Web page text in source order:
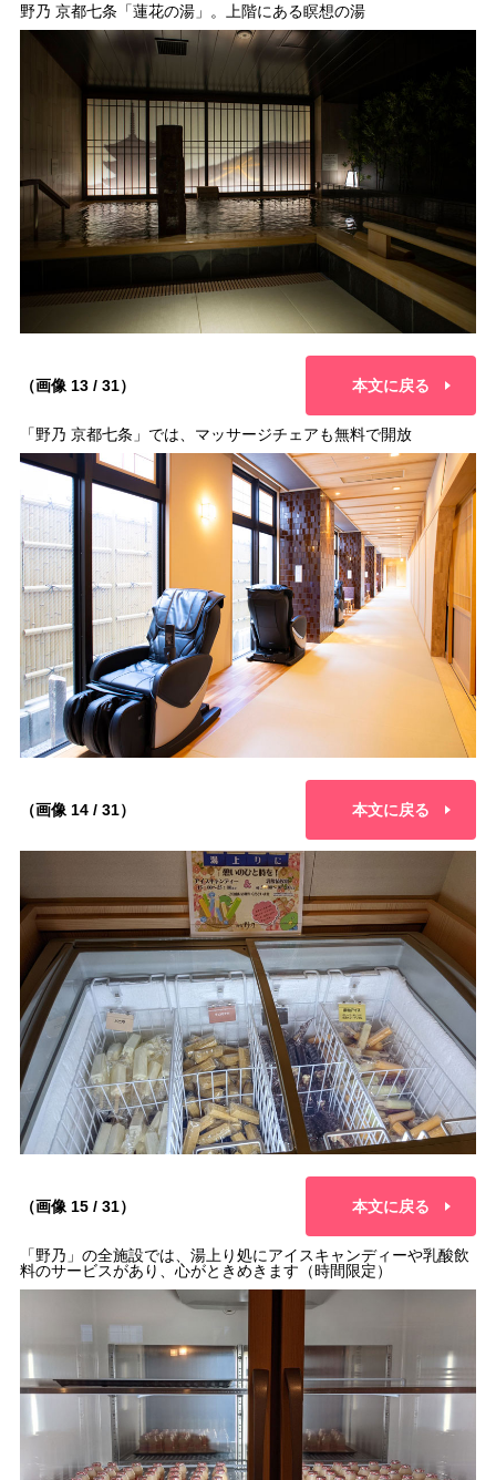
野乃 京都七条「蓮花の湯」。上階にある瞑想の湯
（画像 13 / 31） 本文に戻る
「野乃 京都七条」では、マッサージチェアも無料で開放
（画像 14 / 31） 本文に戻る
（画像 15 / 31） 本文に戻る
「野乃」の全施設では、湯上り処にアイスキャンディーや乳酸飲
料のサービスがあり、心がときめきます（時間限定）